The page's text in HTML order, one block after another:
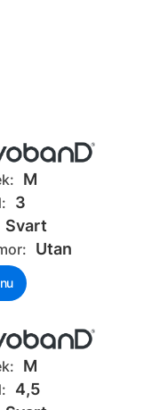
M
3
Svart
Utan
M
4,5